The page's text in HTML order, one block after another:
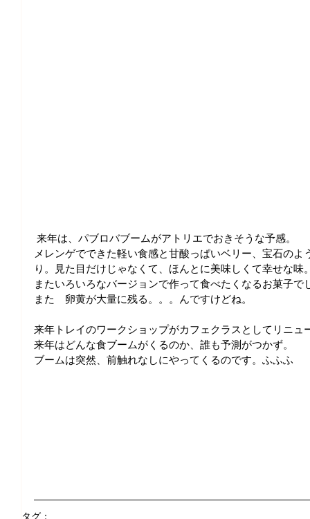
来年は、パブロバブームがアトリエでおきそうな予感。
メレンゲでできた軽い食感と甘酸っぱいベリー、宝石のよ
り。見た目だけじゃなくて、ほんとに美味しくて幸せな味
またいろいろなバージョンで作って食べたくなるお菓子で
また　卵黄が大量に残る。。。んですけどね。
来年トレイのワークショップがカフェクラスとしてリニュ
来年はどんな食ブームがくるのか、誰も予測がつかず。
ブームは突然、前触れなしにやってくるのです。ふふふ
タグ：